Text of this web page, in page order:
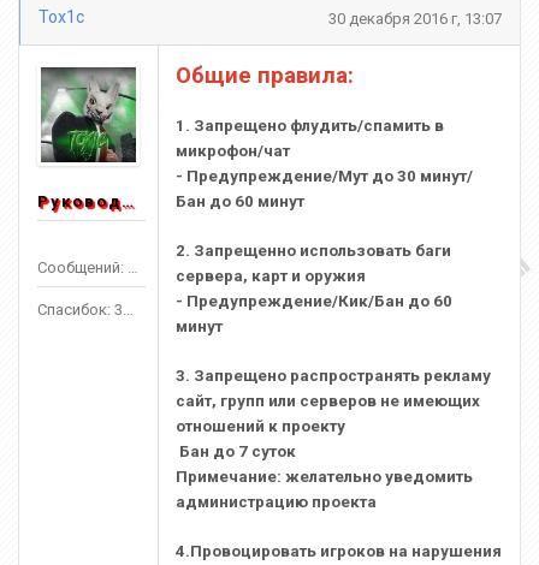
Tox1c 30 декабря 2016 г, 13:07
Руководитель
Сообщений: 1553
Спасибок: 3303
Общие правила:
1. Запрещено флудить/спамить в
микрофон/чат
- Предупреждение/Мут до 30 минут/
Бан до 60 минут
2. Запрещенно использовать баги
сервера, карт и оружия
- Предупреждение/Кик/Бан до 60
минут
3. Запрещено распространять рекламу
сайт, групп или серверов не имеющих
отношений к проекту
Бан до 7 суток
Примечание: желательно уведомить
администрацию проекта
4.Провоцировать игроков на нарушения